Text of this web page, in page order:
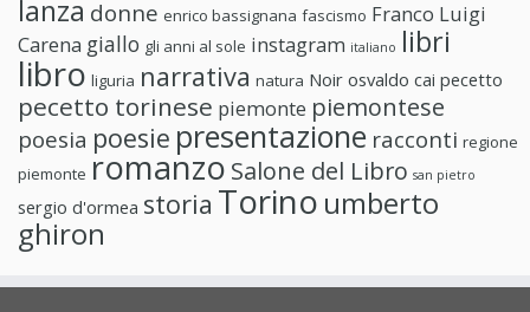
lanza donne enrico bassignana fascismo Franco Luigi
Carena giallo gli anni al sole instagram italiano libri
libro liguria narrativa natura Noir osvaldo cai pecetto
pecetto torinese piemonte piemontese
poesia poesie presentazione racconti regione
piemonte romanzo Salone del Libro san pietro
sergio d'ormea storia Torino umberto
ghiron